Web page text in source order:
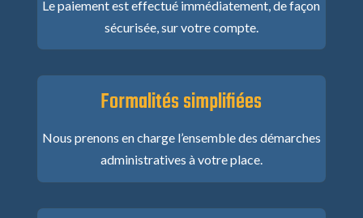
Le paiement est effectué immédiatement, de façon
sécurisée, sur votre compte.
Formalités simplifiées
Nous prenons en charge l’ensemble des démarches
administratives à votre place.